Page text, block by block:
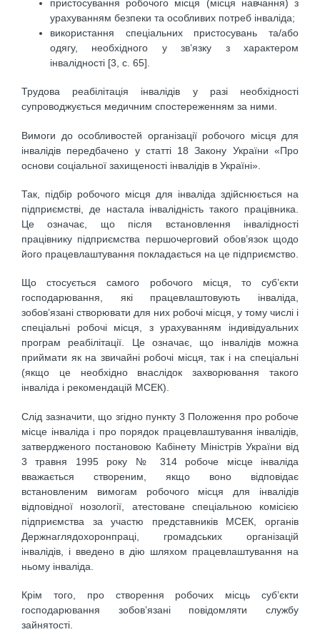
пристосування робочого місця (місця навчання) з
урахуванням безпеки та особливих потреб інваліда;
використання спеціальних пристосувань та/або
одягу, необхідного у зв’язку з характером
інвалідності [3, c. 65].
Трудова реабілітація інвалідів у разі необхідності
супроводжується медичним спостереженням за ними.
Вимоги до особливостей організації робочого місця для
інвалідів передбачено у статті 18 Закону України «Про
основи соціальної захищеності інвалідів в Україні».
Так, підбір робочого місця для інваліда здійснюється на
підприємстві, де настала інвалідність такого працівника.
Це означає, що після встановлення інвалідності
працівнику підприємства першочерговий обов’язок щодо
його працевлаштування покладається на це підприємство.
Що стосується самого робочого місця, то суб’єкти
господарювання, які працевлаштовують інваліда,
зобов’язані створювати для них робочі місця, у тому числі і
спеціальні робочі місця, з урахуванням індивідуальних
програм реабілітації. Це означає, що інвалідів можна
приймати як на звичайні робочі місця, так і на спеціальні
(якщо це необхідно внаслідок захворювання такого
інваліда і рекомендацій МСЕК).
Слід зазначити, що згідно пункту 3 Положення про робоче
місце інваліда і про порядок працевлаштування інвалідів,
затвердженого постановою Кабінету Міністрів України від
3 травня 1995 року № 314 робоче місце інваліда
вважається створеним, якщо воно відповідає
встановленим вимогам робочого місця для інвалідів
відповідної нозології, атестоване спеціальною комісією
підприємства за участю представників МСЕК, органів
Держнаглядохоронпраці, громадських організацій
інвалідів, і введено в дію шляхом працевлаштування на
ньому інваліда.
Крім того, про створення робочих місць суб’єкти
господарювання зобов’язані повідомляти службу
зайнятості.